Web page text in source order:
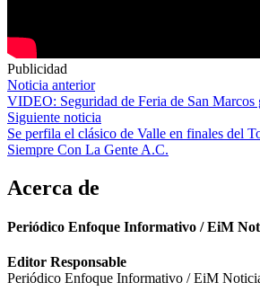
Publicidad
Navegación
de
entradas
Noticia anterior
VIDEO: Seguridad de Feria de San Marcos
Siguiente noticia
Se perfila el clásico de Valle en finales del
Siempre Con La Gente A.C.
Acerca de
Periódico Enfoque Informativo / EiM
Editor Responsable
Periódico Enfoque Informativo / EiM